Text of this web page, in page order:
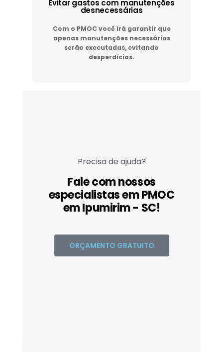
Evitar gastos com manutenções
desnecessárias
Com o PMOC você irá garantir que
apenas manutenções necessárias
serão executadas, evitando
desperdícios.
Precisa de ajuda?
Fale com nossos
especialistas em PMOC
em Ipumirim - SC!
ORÇAMENTO GRATUITO